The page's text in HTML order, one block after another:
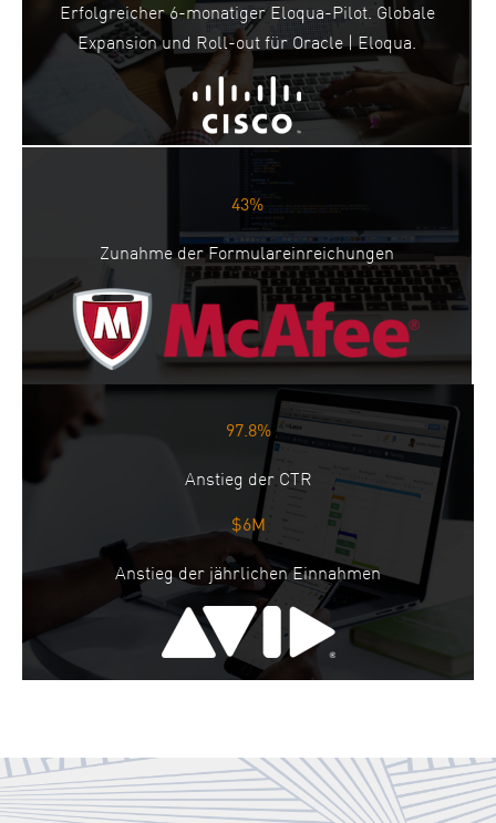
Erfolgreicher 6-monatiger Eloqua-Pilot. Globale
Expansion und Roll-out für Oracle | Eloqua.
43%
Zunahme der Formulareinreichungen
97.8%
Anstieg der CTR
$6M
Anstieg der jährlichen Einnahmen